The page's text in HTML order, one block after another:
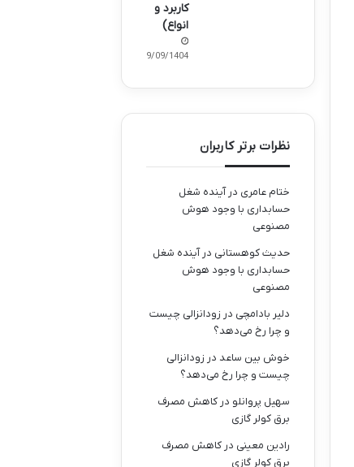
کاربرد و
انواع)
29/09/1404
نظرات برتر کاربران
ختام عامری درآینده شغل
حسابداری با وجود هوش
مصنوعی
حدیث کوهستانی درآینده شغل
حسابداری با وجود هوش
مصنوعی
دلیر بادامچی در زودانزالی چیست
و چرا رخ می‌دهد؟
خوش بین ساعددر زودانزالی
چیست و چرا رخ می‌دهد؟
سهیل پروانلو در کاهش مصرف
برق کولر گازی
رادین معینی در کاهش مصرف
برق کولر گازی